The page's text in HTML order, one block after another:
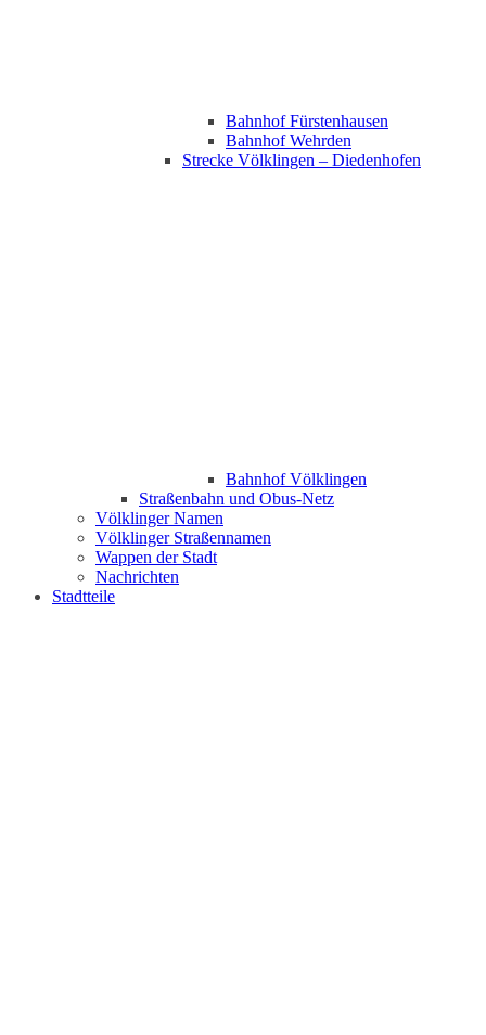
Bahnhof Fürstenhausen
Bahnhof Wehrden
Strecke Völklingen – Diedenhofen
Bahnhof Völklingen
Straßenbahn und Obus-Netz
Völklinger Namen
Völklinger Straßennamen
Wappen der Stadt
Nachrichten
Stadtteile